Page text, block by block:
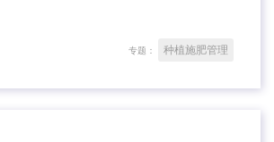
专题： 种植施肥管理